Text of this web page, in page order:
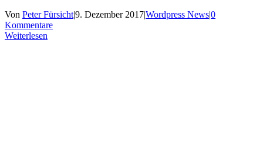
Von Peter Fürsicht|9. Dezember 2017|Wordpress News|0
Kommentare
Weiterlesen